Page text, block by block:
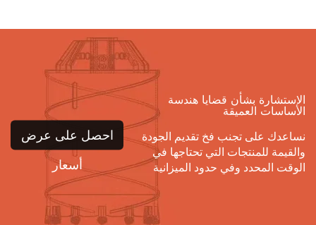
الاستشارة بشأن قضايا هندسة
الأساسات العميقة
نساعدك على تجنب فخ تقديم الجودة
والقيمة للمنتجات التي تحتاجها في
الوقت المحدد وفي حدود الميزانية
احصل على عرض
أسعار